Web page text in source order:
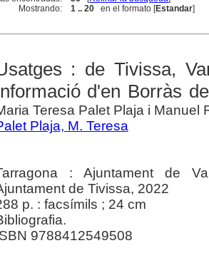
Mostrando:
1 .. 20 en el formato [Estandar]
: de Tivissa,
d'en Borràs
Teresa Palet Plaja i Manuel
Plaja, M. Teresa
: Ajuntament de
de Tivissa, 2022
p. : facsímils ; 24 cm
9788412549508